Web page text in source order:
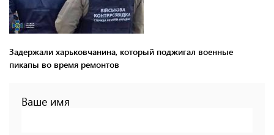
Задержали харьковчанина, который поджигал военные
пикапы во время ремонтов
Ваше имя